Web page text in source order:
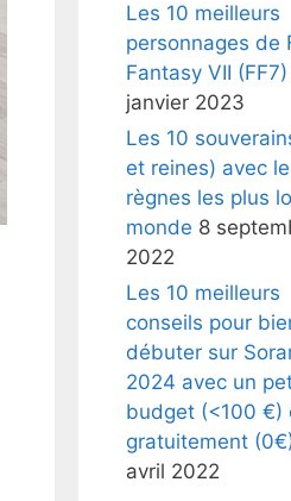
Les 10 meilleurs
personnages de
Fantasy VII (FF7)
janvier 2023
Les 10
et reines) avec
règnes les plus
monde 8
2022
Les 10 meilleurs
conseils pour
débuter sur
2024 avec un
budget (<100 €)
gratuitement
avril 2022